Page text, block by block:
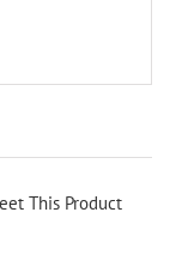
This Product